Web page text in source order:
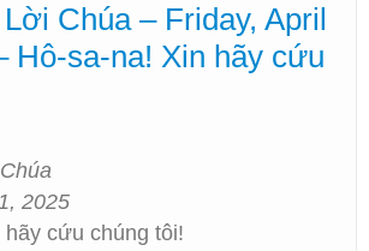
Lành Bay Area
Bắc California
Chúa – Friday, April
Hô-sa-na! Xin hãy cứu
2025
hãy cứu chúng tôi!